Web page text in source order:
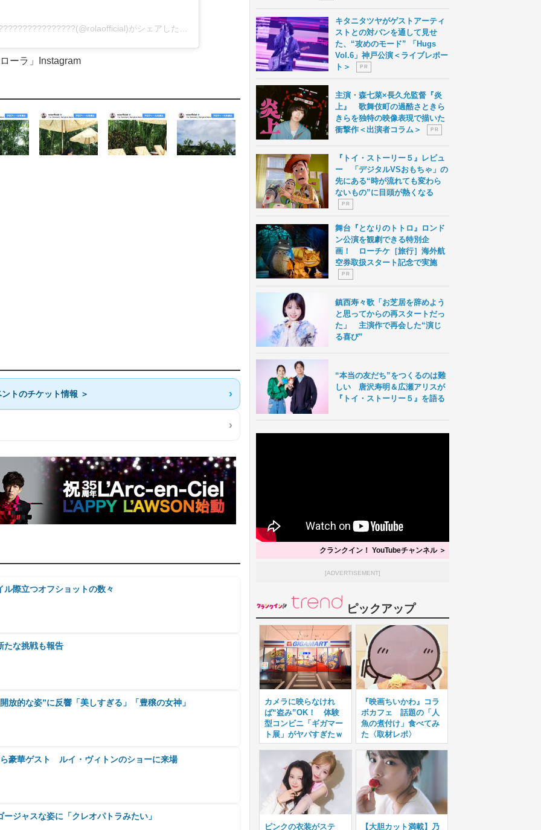
ーラ」Instagram
トのチケット情報 ＞
際立つオフショットの数々
な挑戦も報告
放的な姿”に反響「美しすぎる」「豊穣の女神」
豪華ゲスト ルイ・ヴィトンのショーに来場
ジャスな姿に「クレオパトラみたい」
キタニタツヤがゲストアーティ
ストとの対バンを通して見せ
た、“攻めのモード” 「Hugs
Vol.6」神戸公演＜ライブレポー
ト＞
P R
主演・森七菜×長久允監督『炎
上』 歌舞伎町の過酷さときら
きらを独特の映像表現で描いた
衝撃作＜出演者コラム＞
P R
『トイ・ストーリー５』レビュ
ー 「デジタルVSおもちゃ」の
先にある“時が流れても変わら
ないもの”に目頭が熱くなる
P R
舞台『となりのトトロ』ロンド
ン公演を観劇できる特別企
画！ ローチケ［旅行］海外航
空券取扱スタート記念で実施
P R
鎮西寿々歌「お芝居を辞めよう
と思ってからの再スタートだっ
た」 主演作で再会した“演じ
る喜び”
“本当の友だち”をつくるのは難
しい 唐沢寿明＆広瀬アリスが
『トイ・ストーリー５』を語る
クランクイン！ YouTubeチャンネル ＞
[ADVERTISEMENT]
ピックアップ
カメラに映らなけれ
ば“盗み”OK！ 体験
型コンビニ「ギガマー
ト展」がヤバすぎたｗ
『映画ちいかわ』コラ
ボカフェ 話題の「人
魚の煮付け」食べてみ
た〈取材レポ〉
ピンクの衣装がステ 【大胆カット満載】乃